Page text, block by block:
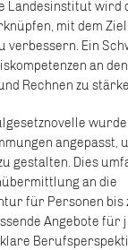
Landesinstitut wird
mit dem
verbessern. Ein
an
Rechnen zu
angepasst,
gestalten. Dies
an die
für Personen bis
Angebote für